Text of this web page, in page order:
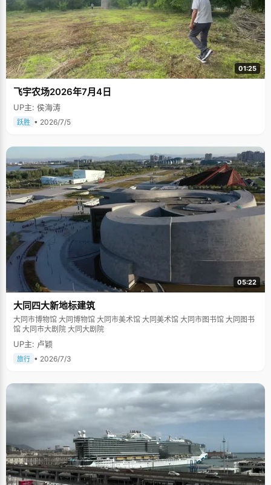
01:25
飞宇农场2026年7月4日
UP主: 侯海涛
跃胜 • 2026/7/5
05:22
大同四大新地标建筑
大同市博物馆 大同博物馆 大同市美术馆 大同美术馆 大同市图书馆 大同图书
馆 大同市大剧院 大同大剧院
UP主: 卢颖
旅行 • 2026/7/3